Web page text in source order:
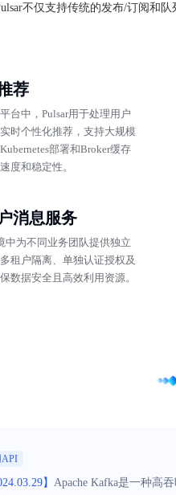
不仅支持传统的发布/订阅和
荐
台中，Pulsar用于处理用户
时个性化推荐，支持大规模
部署和Broker缓存
度和稳定性。
消息服务
中为不同业务团队提供独立
租户隔离、单独认证授权及
数据安全且高效利用资源。
API
】 Apache Kafka是一种高